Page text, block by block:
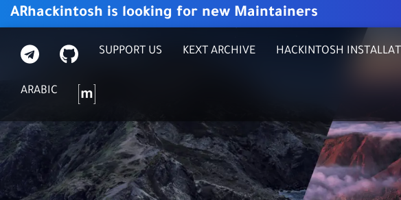
ARhackintosh is looking for new Maintainers
HACKINTOSH
KEXT ARCHIVE
SUPPORT US
G
I
U
B
ت
ي
ي
ر
ا
م
ا
ر
ك
س
ARABIC